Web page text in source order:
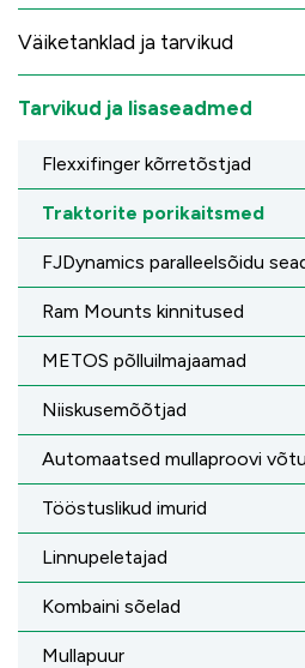
Väiketanklad ja tarvikud
Tarvikud ja lisaseadmed
Flexxifinger kõrretõstjad
Traktorite porikaitsmed
FJDynamics paralleelsõidu
Ram Mounts kinnitused
METOS põlluilmajaamad
Niiskusemõõtjad
Automaatsed mullaproovi
Tööstuslikud imurid
Linnupeletajad
Kombaini sõelad
Mullapuur